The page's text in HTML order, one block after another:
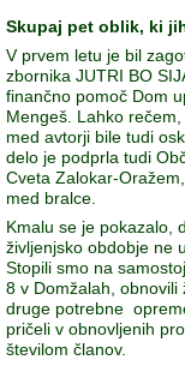
Skupaj pet oblik, ki
V prvem letu je bil
zbornika JUTRI BO
finančno pomoč Dom
Mengeš. Lahko
med avtorji bile tudi
delo je podprla tudi
Cveta Zalokar-
med bralce.
Kmalu se je pokazalo,
življenjsko obdobje ne
Stopili smo na
8 v Domžalah, obnovili
druge potrebne
pričeli v obnovljenih
številom članov.